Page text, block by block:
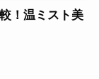
！温ミスト美